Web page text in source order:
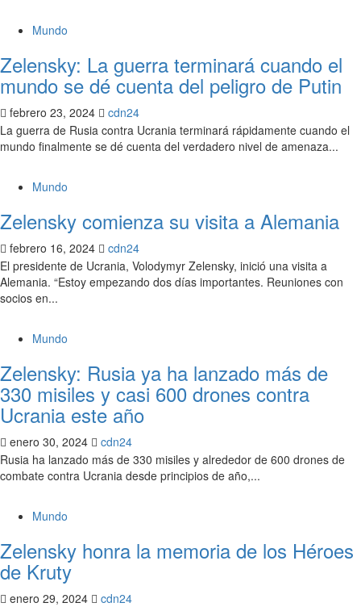
Mundo
Zelensky: La guerra terminará cuando el
mundo se dé cuenta del peligro de Putin
febrero 23, 2024
cdn24
La guerra de Rusia contra Ucrania terminará rápidamente cuando el
mundo finalmente se dé cuenta del verdadero nivel de amenaza...
Mundo
Zelensky comienza su visita a Alemania
febrero 16, 2024
cdn24
El presidente de Ucrania, Volodymyr Zelensky, inició una visita a
Alemania. “Estoy empezando dos días importantes. Reuniones con
socios en...
Mundo
Zelensky: Rusia ya ha lanzado más de
330 misiles y casi 600 drones contra
Ucrania este año
enero 30, 2024
cdn24
Rusia ha lanzado más de 330 misiles y alrededor de 600 drones de
combate contra Ucrania desde principios de año,...
Mundo
Zelensky honra la memoria de los Héroes
de Kruty
enero 29, 2024
cdn24